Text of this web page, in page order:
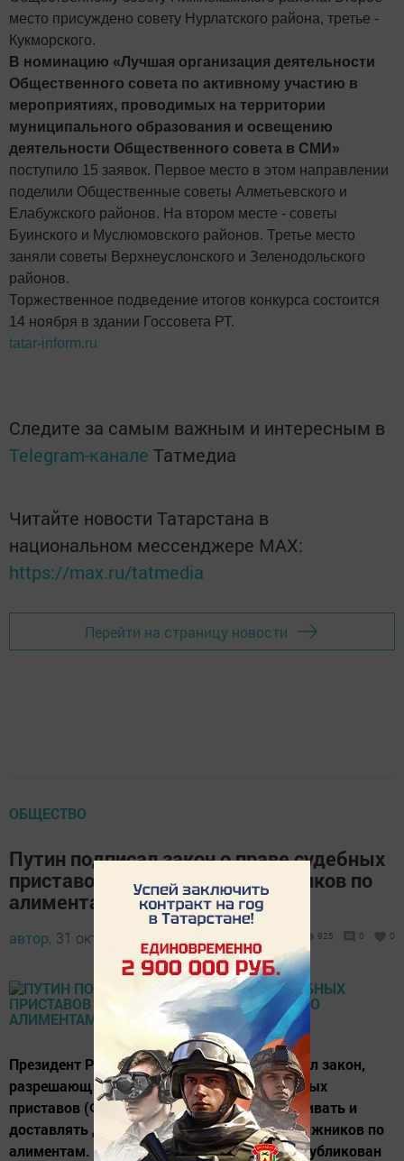
место присуждено совету Нурлатского района, третье -
Кукморского.
В номинацию «Лучшая организация деятельности
Общественного совета по активному участию в
мероприятиях, проводимых на территории
муниципального образования и освещению
деятельности Общественного совета в СМИ»
поступило 15 заявок. Первое место в этом направлении
поделили Общественные советы Алметьевского и
Елабужского районов. На втором месте - советы
Буинского и Муслюмовского районов. Третье место
заняли советы Верхнеуслонского и Зеленодольского
районов.
Торжественное подведение итогов конкурса состоится
14 ноября в здании Госсовета РТ.
tatar-inform.ru
Следите за самым важным и интересным в
Telegram-канале Татмедиа
Читайте новости Татарстана в
национальном мессенджере MАХ:
https://max.ru/tatmedia
Перейти на страницу новости
ОБЩЕСТВО
Путин подписал закон о праве судебных
приставов задерживать должников по
алиментам
автор, 31 октября 2017 - 10:39 925 0 0
Президент России Владимир Путин подписал закон,
разрешающий Федеральной службе судебных
приставов (ФССП) самостоятельно задерживать и
доставлять для составления протокола должников по
алиментам. Соответствующий документ опубликован